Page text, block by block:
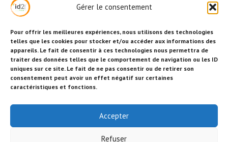
Gérer le consentement
Pour offrir les meilleures expériences, nous utilisons des technologies
telles que les cookies pour stocker et/ou accéder aux informations des
appareils. Le fait de consentir à ces technologies nous permettra de
traiter des données telles que le comportement de navigation ou les ID
uniques sur ce site. Le fait de ne pas consentir ou de retirer son
consentement peut avoir un effet négatif sur certaines
caractéristiques et fonctions.
Accepter
Refuser
Activités, jeux et animations BDE
Animations événementielles
Animations EVJF – EVJG
Animations hôtellerie
Animations anniversaires
Collectivités, centres de loisirs et jeunesse
Séminaires team building